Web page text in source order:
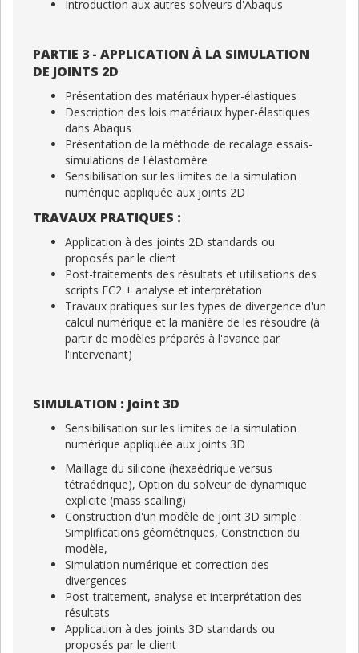
Introduction aux autres solveurs d'Abaqus
PARTIE 3 - APPLICATION À LA SIMULATION
DE JOINTS 2D
Présentation des matériaux hyper-élastiques
Description des lois matériaux hyper-élastiques
dans Abaqus
Présentation de la méthode de recalage essais-
simulations de l'élastomère
Sensibilisation sur les limites de la simulation
numérique appliquée aux joints 2D
TRAVAUX PRATIQUES :
Application à des joints 2D standards ou
proposés par le client
Post-traitements des résultats et utilisations des
scripts EC2 + analyse et interprétation
Travaux pratiques sur les types de divergence d'un
calcul numérique et la manière de les résoudre (à
partir de modèles préparés à l'avance par
l'intervenant)
SIMULATION : Joint 3D
Sensibilisation sur les limites de la simulation
numérique appliquée aux joints 3D
Maillage du silicone (hexaédrique versus
tétraédrique), Option du solveur de dynamique
explicite (mass scalling)
Construction d'un modèle de joint 3D simple :
Simplifications géométriques, Constriction du
modèle,
Simulation numérique et correction des
divergences
Post-traitement, analyse et interprétation des
résultats
Application à des joints 3D standards ou
proposés par le client